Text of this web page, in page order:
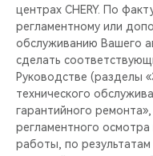
центрах CHERY. По
регламентному или
обслуживанию Вашего
сделать
Руководстве (разделы
технического
гарантийного
регламентного осмотра
работы, по